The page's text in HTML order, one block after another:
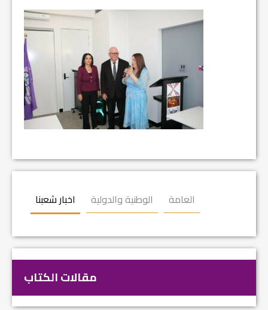
اخبار شعبنا الوطنية والدولية العامة
مقالات الكتاب